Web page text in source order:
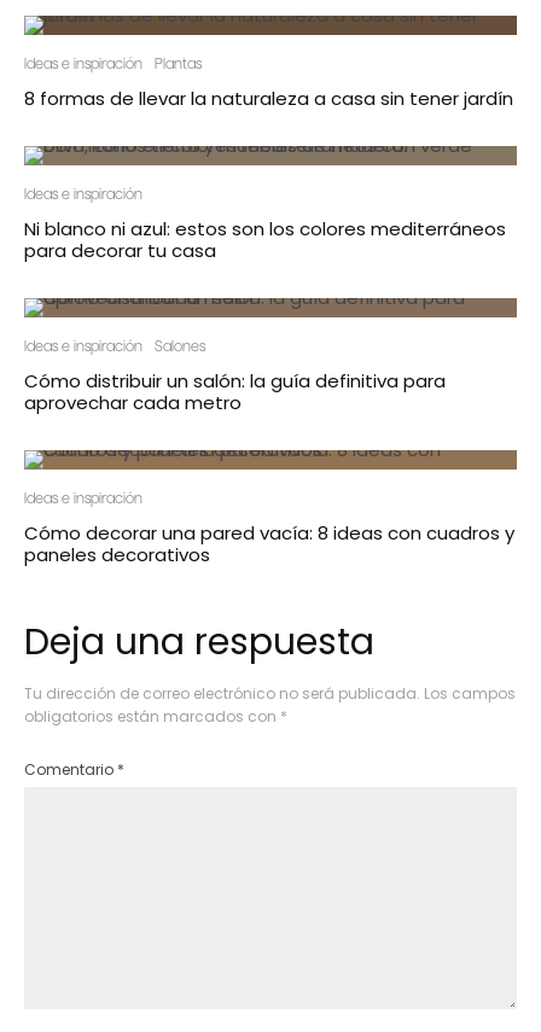
Ideas e inspiración Plantas
8 formas de llevar la naturaleza a casa sin tener jardín
Ideas e inspiración
Ni blanco ni azul: estos son los colores mediterráneos
para decorar tu casa
Ideas e inspiración Salones
Cómo distribuir un salón: la guía definitiva para
aprovechar cada metro
Ideas e inspiración
Cómo decorar una pared vacía: 8 ideas con cuadros y
paneles decorativos
Deja una respuesta
Tu dirección de correo electrónico no será publicada. Los campos
obligatorios están marcados con *
Comentario *